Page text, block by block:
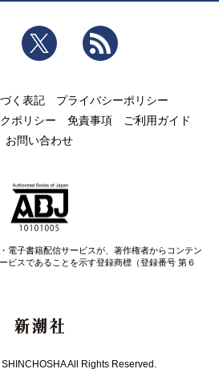
Facebook Twitter
く表記
プライバシーポリシー
ポリシー 免責事項
ご利用ガイド
お問い合わせ
電子書籍配信サービスが、著作権者からコンテン
ビスであることを示す登録商標（登録番号 第６
All Rights Reserved.